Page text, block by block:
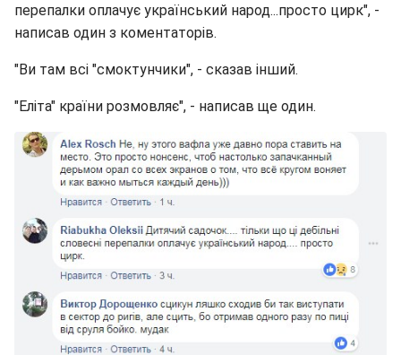
перепалки оплачує український народ...просто цирк", -
написав один з коментаторів.
"Ви там всі "смоктунчики", - сказав інший.
"Еліта" країни розмовляє", - написав ще один.